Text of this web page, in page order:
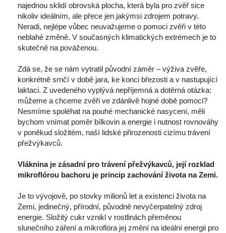
najednou sklidí obrovská plocha, která byla pro zvěř sice
nikoliv ideálním, ale přece jen jakýmsi zdrojem potravy.
Neradi, nejlépe vůbec neuvažujeme o pomoci zvěři v této
neblahé změně. V současných klimatických extrémech je to
kutečně na pováženou.
Zdá se, že se nám vytratil původní záměr – výživa zvěře,
konkrétně srnčí v době jara, ke konci březosti a v nastupující
laktaci. Z uvedeného vyplývá nepříjemná a dotěrná otázka:
můžeme a chceme zvěři ve zdánlivě hojné době pomoci?
Nesmíme spoléhat na pouhé mechanické nasycení, měli
bychom vnímat poměr bílkovin a energie i nutnost rovnováhy
v poněkud složitém, naší lidské přirozenosti cizímu trávení
přežvýkavců.
Vláknina je zásadní pro trávení přežvýkavců, její rozklad
mikroflórou bachoru je princip zachování života na Zemi.
Je to vývojově, po stovky milionů let a existenci života na
Zemi, jedinečný, přírodní, původně nevyčerpatelný zdroj
energie. Složitý cukr vznikl v rostlinách přeměnou
lunečního záření a mikroflóra jej změní na ideální energii pro